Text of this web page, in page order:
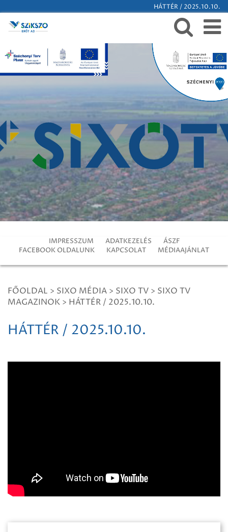
HÁTTÉR / 2025.10.10.
IMPRESSZUM ADATKEZELÉS
ÁSZF
FACEBOOK OLDALUNK
KAPCSOLAT MÉDIAAJÁNLAT
FŐOLDAL > SIXO MÉDIA > SIXO TV > SIXO TV
MAGAZINOK > HÁTTÉR / 2025.10.10.
HÁTTÉR / 2025.10.10.